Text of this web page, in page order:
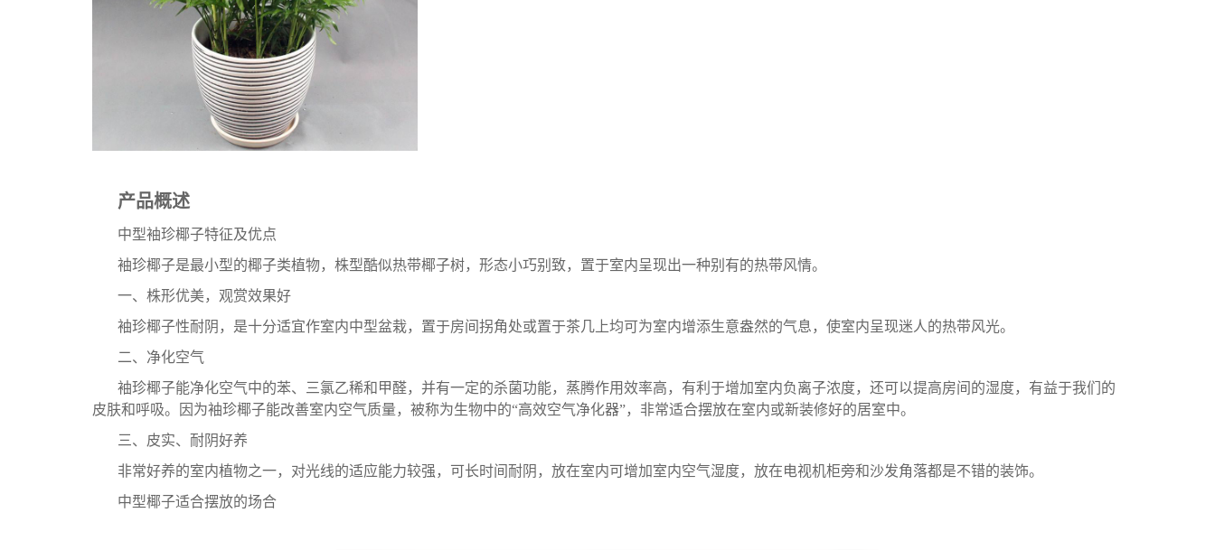
产品概述
中型袖珍椰子特征及优点
袖珍椰子是最小型的椰子类植物，株型酷似热带椰子树，形态小巧别致，置于室内呈现出一种别有的热带风情。
一、株形优美，观赏效果好
袖珍椰子性耐阴，是十分适宜作室内中型盆栽，置于房间拐角处或置于茶几上均可为室内增添生意盎然的气息，使室内呈现迷人的热带风光。
二、净化空气
袖珍椰子能净化空气中的苯、三氯乙稀和甲醛，并有一定的杀菌功能，蒸腾作用效率高，有利于增加室内负离子浓度，还可以提高房间的湿度，有益于我们的
皮肤和呼吸。因为袖珍椰子能改善室内空气质量，被称为生物中的“高效空气净化器”，非常适合摆放在室内或新装修好的居室中。
三、皮实、耐阴好养
非常好养的室内植物之一，对光线的适应能力较强，可长时间耐阴，放在室内可增加室内空气湿度，放在电视机柜旁和沙发角落都是不错的装饰。
中型椰子适合摆放的场合